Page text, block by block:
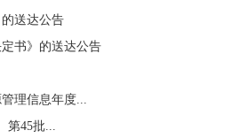
送达公告
书》的送达公告
理信息年度...
45批...